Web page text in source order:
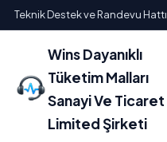
Teknik Destek ve Randevu Hattı
Wins Dayanıklı
Tüketim Malları
Sanayi Ve Ticaret
Limited Şirketi